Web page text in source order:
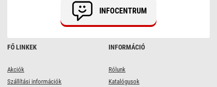
FŐ LINKEK
Akciók
Szállítási információk
INFORMÁCIÓ
Rólunk
Katalógusok
INFOCENTRUM